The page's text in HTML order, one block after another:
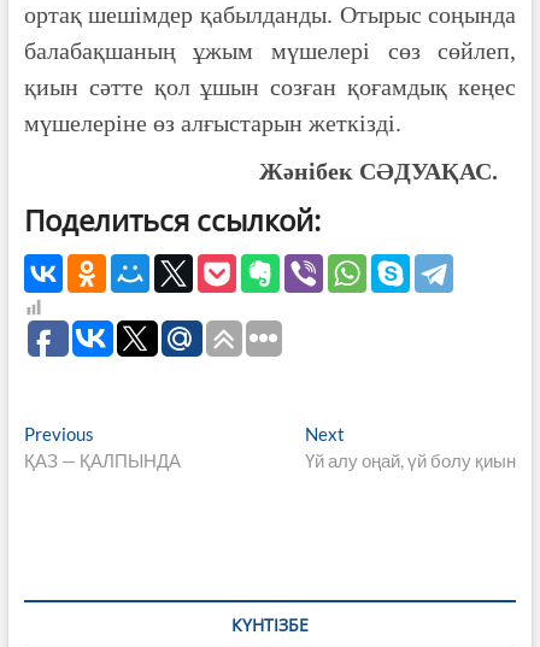
ортақ шешімдер қабылданды. Отырыс соңында
балабақшаның ұжым мүшелері сөз сөйлеп,
қиын сәтте қол ұшын созған қоғамдық кеңес
мүшелеріне өз алғыстарын жеткізді.
Жәнібек СӘДУАҚАС.
Поделиться ссылкой:
Навигация
по
PreviousPrevious
post:
ҚАЗ — ҚАЛПЫНДА
Next
post:
Үй алу оңай, үй болу қиын
КҮНТІЗБЕ